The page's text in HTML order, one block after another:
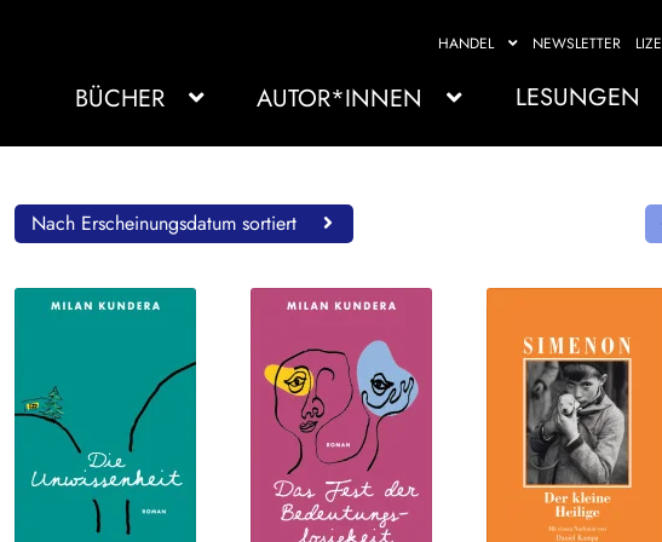
HANDEL NEWSLETTER
BÜCHER AUTOR*INNEN LESUNGEN
Nach Erscheinungsdatum sortiert